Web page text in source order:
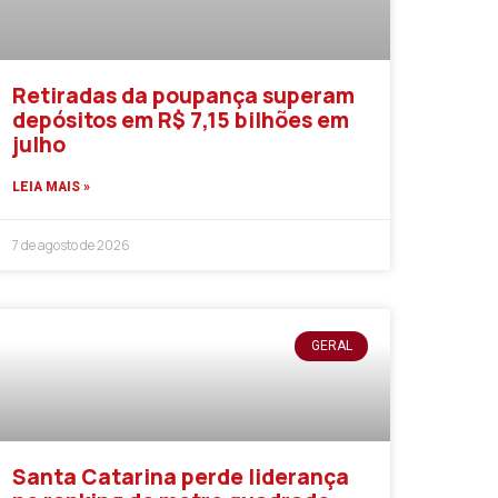
Retiradas da poupança superam
depósitos em R$ 7,15 bilhões em
julho
LEIA MAIS »
7 de agosto de 2026
GERAL
Santa Catarina perde liderança